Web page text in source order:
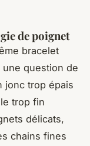
de poignet
bracelet
une question de
jonc trop épais
trop fin
délicats,
chains fines